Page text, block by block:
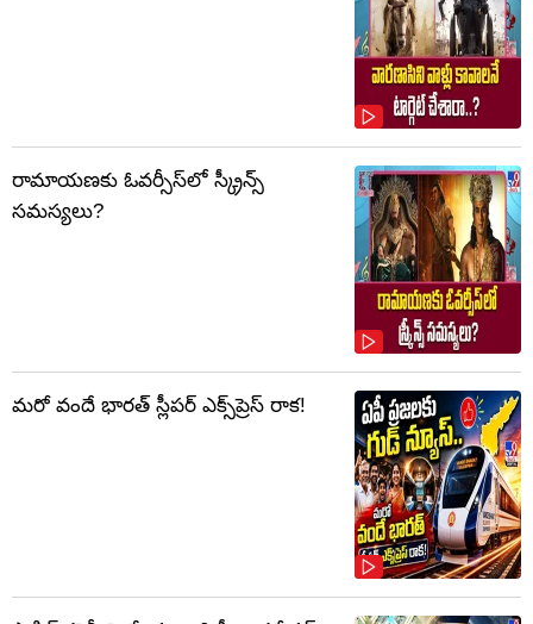
రామాయణకు ఓవర్సీస్‌లో స్క్రీన్స్
సమస్యలు?
మరో వందే భారత్ స్లీపర్ ఎక్స్‌ప్రెస్ రాక!